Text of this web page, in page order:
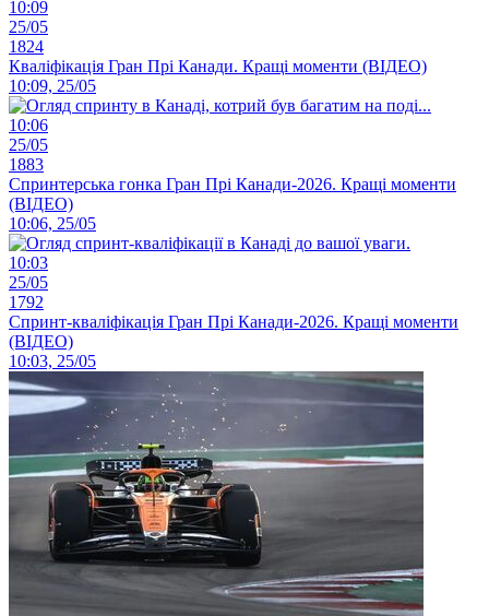
10:09
25/05
1824
Кваліфікація Гран Прі Канади. Кращі моменти (ВІДЕО)
10:09, 25/05
10:06
25/05
1883
Спринтерська гонка Гран Прі Канади-2026. Кращі моменти
(ВІДЕО)
10:06, 25/05
10:03
25/05
1792
Спринт-кваліфікація Гран Прі Канади-2026. Кращі моменти
(ВІДЕО)
10:03, 25/05